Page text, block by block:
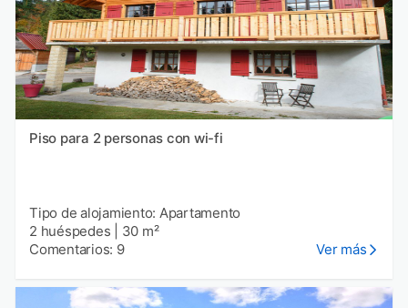
Piso para 2 personas con wi-fi
Tipo de alojamiento: Apartamento
2 huéspedes
30 m²
Comentarios: 9
Ver más